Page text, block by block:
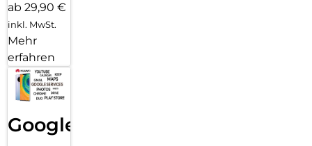
ab 29,90 €
inkl. MwSt.
Mehr
erfahren
Google